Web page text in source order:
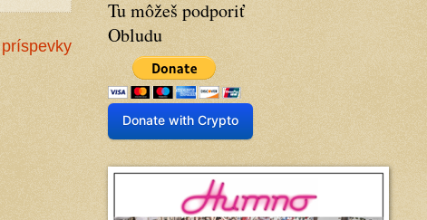
Tu môžeš podporiť
Obludu
Donate with Crypto